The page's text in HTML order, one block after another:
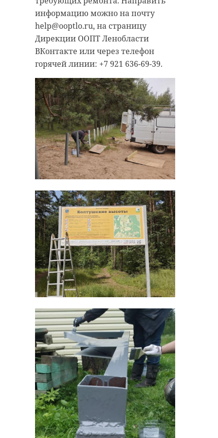
информацию можно на почту
help@ooptlo.ru, на страницу
Дирекции ООПТ Ленобласти
ВКонтакте или через телефон
горячей линии: +7 921 636-69-39.